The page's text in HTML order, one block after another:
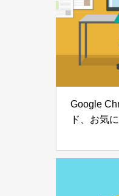
Google
ド、お気
ント情報】